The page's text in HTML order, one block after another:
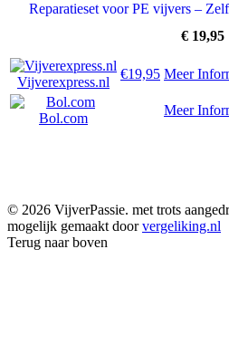
Reparatieset voor PE vijvers –
€ 19,95
Vijverexpress.nl
€19,95 Meer
Bol.com
Meer
© 2026 VijverPassie. met trots
mogelijk gemaakt doorvergeliking.nl
Terug naar boven